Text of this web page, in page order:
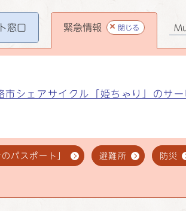
窓口 緊急情報 閉じる
市シェアサイクル「姫ちゃり」のサ
パスポート」 避難所 防災